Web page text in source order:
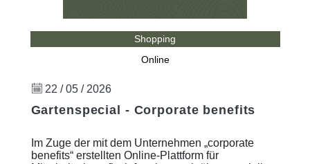
Shopping
Online
22 / 05 / 2026
Gartenspecial - Corporate benefits
Im Zuge der mit dem Unternehmen „corporate
benefits“ erstellten Online-Plattform für